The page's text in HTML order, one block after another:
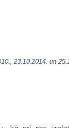
, 23.10.2014. un